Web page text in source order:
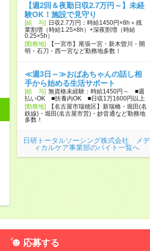
【週2回＆夜勤日収2.7万円～】未経
験OK！施設で見守り
[給 与] 日収2.7万円：時給1450円×8h＋残
業割増（時給1.25×8h）+深夜割増（時給
0.25×5h）
[勤務地]
【一宮市】尾張一宮・新木曽川・開
明・石刀・西一宮など勤務地多数！
≪週3日～≫おばあちゃんの話し相
手から始める生活サポート
[給 与] 無資格未経験：時給1450円～ ■週
払いOK ■扶養内OK ■日収1万1600円以上
[勤務地]
【名古屋市瑞穂区】新瑞橋・堀田(名
鉄線)・堀田(名古屋市営)・妙音通など勤務地
多数！
日研トータルソーシング株式会社 メデ
ィカルケア事業部のバイト一覧へ
応募する